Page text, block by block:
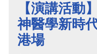
【演講活動
神醫學新時
港場